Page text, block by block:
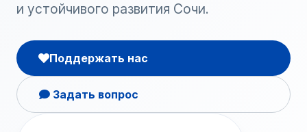
и устойчивого развития Сочи.
Поддержать нас
Задать вопрос